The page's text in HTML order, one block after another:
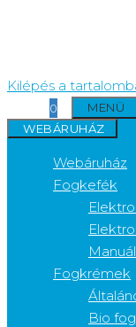
Kilépés a
0
MENÜ
WEBÁRUHÁZ
Webáruház
Fogkefék
Fogkrémek
Bio